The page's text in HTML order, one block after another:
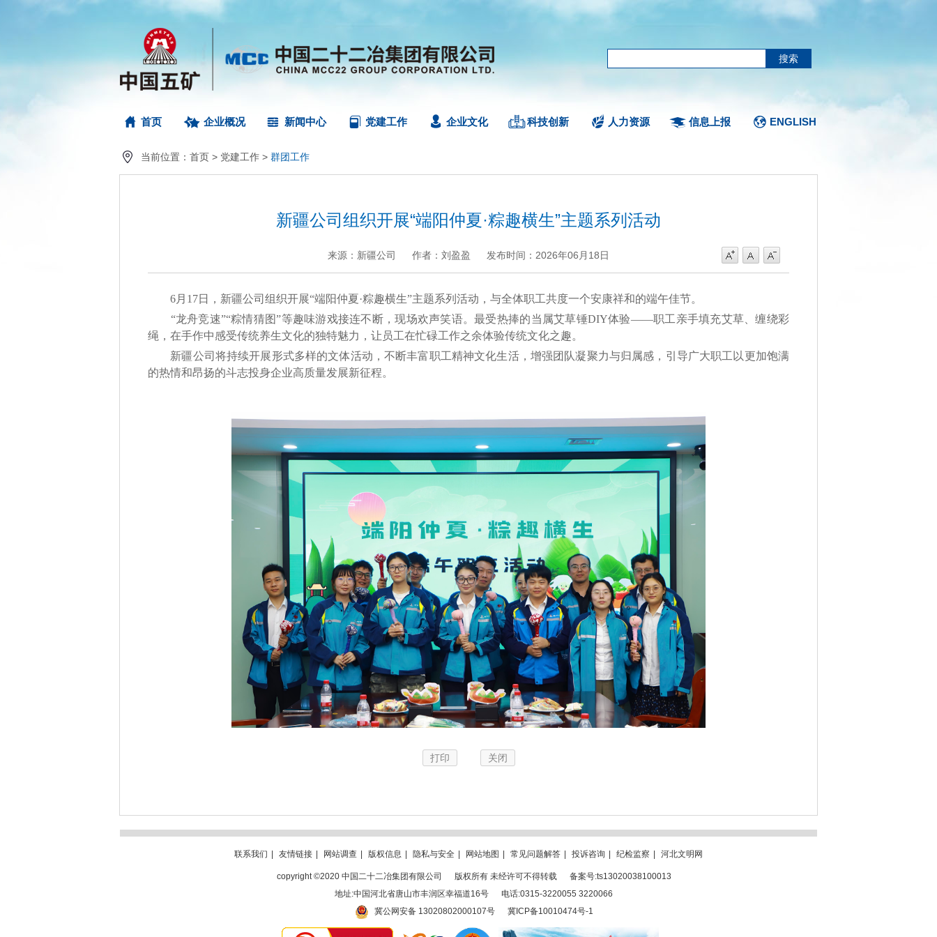
首页 企业概况 新闻中心 党建工作 企业文化 科技创新 人力资源 信息上报 ENGLISH
当前位置： 首页 > 党建工作 > 群团工作
新疆公司组织开展“端阳仲夏·粽趣横生”主题系列活动
来源：新疆公司 作者：刘盈盈 发布时间：2026年06月18日
+ -
6月17日，新疆公司组织开展“端阳仲夏·粽趣横生”主题系列活动，与全体职工共度一个安康祥和的端午佳节。
“龙舟竞速”“粽情猜图”等趣味游戏接连不断，现场欢声笑语。最受热捧的当属艾草锤DIY体验——职工亲手填充艾草、缠绕彩
绳，在手作中感受传统养生文化的独特魅力，让员工在忙碌工作之余体验传统文化之趣。
新疆公司将持续开展形式多样的文体活动，不断丰富职工精神文化生活，增强团队凝聚力与归属感，引导广大职工以更加饱满
的热情和昂扬的斗志投身企业高质量发展新征程。
打印 关闭
联系我们 友情链接 网站调查 版权信息 隐私与安全 网站地图 常见问题解答 投诉咨询 纪检监察 河北文明网
copyright ©2020 中国二十二冶集团有限公司 版权所有 未经许可不得转载
备案号:ts13020038100013
地址:中国河北省唐山市丰润区幸福道16号
电话:0315-3220055 3220066
冀公网安备 13020802000107号
冀ICP备10010474号-1